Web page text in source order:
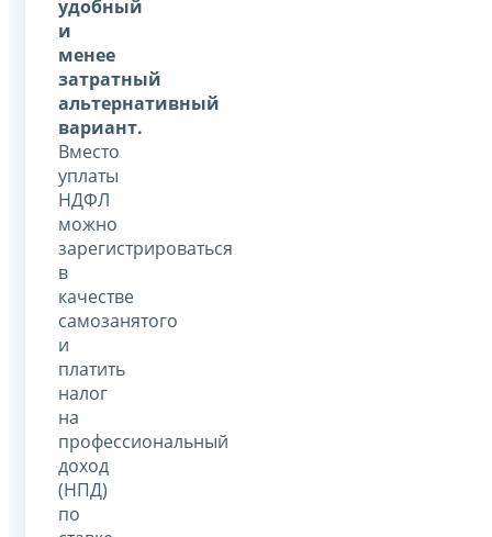
удобный
и
менее
затратный
альтернативный
вариант.
Вместо
уплаты
НДФЛ
можно
зарегистрироваться
в
качестве
самозанятого
и
платить
налог
на
профессиональный
доход
(НПД)
по